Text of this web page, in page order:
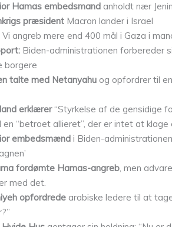
Hamas embedsmand anholdt nær Jenin
præsident Macron lander i Israel
Vi angreb mere end 400 mål i Gaza i
Biden-administrationen forbereder
borgere
talte med Netanyahu og opfordrer til
erklærer“Styrkelse af de gensidige
en “betroet allieret”, der er intet at klage
embedsmænd i Biden-
fordømte Hamas-angreb, men
med det.
opfordrede arabiske ledere til at